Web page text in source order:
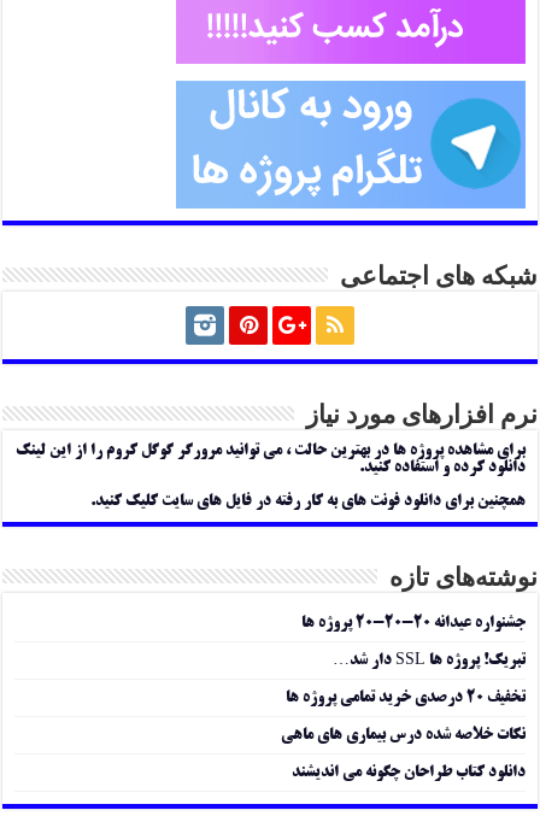
شبکه های اجتماعی
نرم افزارهای مورد نیاز
برای مشاهده پروژه ها در بهترین حالت ، می توانید مرورگر گوگل کروم را از این لینک
دانلود کرده و استفاده کنید.
همچنین برای دانلود فونت های به کار رفته در فایل های سایت کلیک کنید.
نوشته‌های تازه
جشنواره عیدانه ۲۰-۲۰-۲۰ پروژه ها
تبریک! پروژه ها SSL دار شد…
تخفیف ۲۰ درصدی خرید تمامی پروژه ها
نکات خلاصه شده درس بیماری های ماهی
دانلود کتاب طراحان چگونه می اندیشند